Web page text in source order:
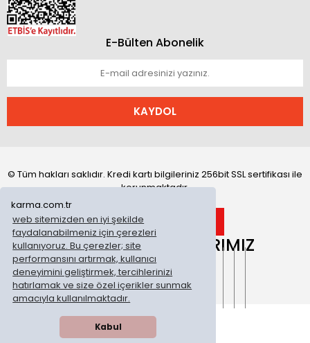
karma.com.tr
web sitemizden en iyi şekilde
faydalanabilmeniz için çerezleri
kullanıyoruz. Bu çerezler; site
performansını artırmak, kullanıcı
deneyimini geliştirmek, tercihlerinizi
hatırlamak ve size özel içerikler sunmak
amacıyla kullanılmaktadır.
Kabul
WhatsApp Sipariş
E-Bülten Abonelik
KAYDOL
© Tüm hakları saklıdır. Kredi kartı bilgileriniz 256bit SSL sertifikası ile
korunmaktadır.
ONLİNE MAĞAZALARIMIZ